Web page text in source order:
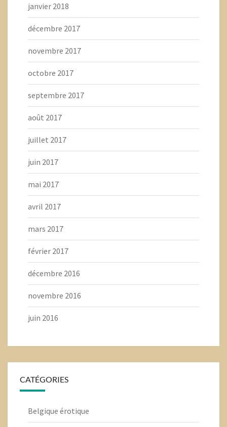
janvier 2018
décembre 2017
novembre 2017
octobre 2017
septembre 2017
août 2017
juillet 2017
juin 2017
mai 2017
avril 2017
mars 2017
février 2017
décembre 2016
novembre 2016
juin 2016
CATÉGORIES
Belgique érotique